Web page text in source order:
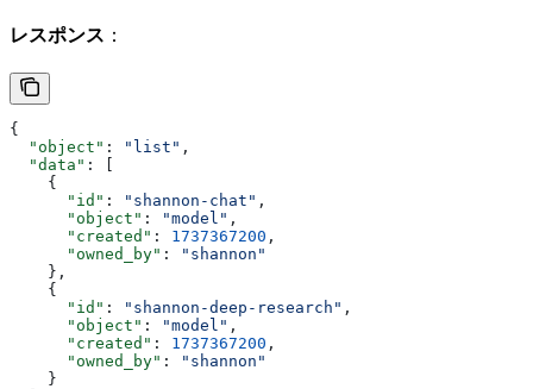
レスポンス ：
{
  "object"
: "list" ,
  "data"
: [
    {
      "id"
: "shannon-chat" ,
      "object"
: "model" ,
      "created"
: 1737367200 ,
      "owned_by"
:
"shannon"
    },
    {
      "id"
: "shannon-deep-research" ,
      "object"
: "model" ,
      "created"
: 1737367200 ,
      "owned_by"
:
"shannon"
    }